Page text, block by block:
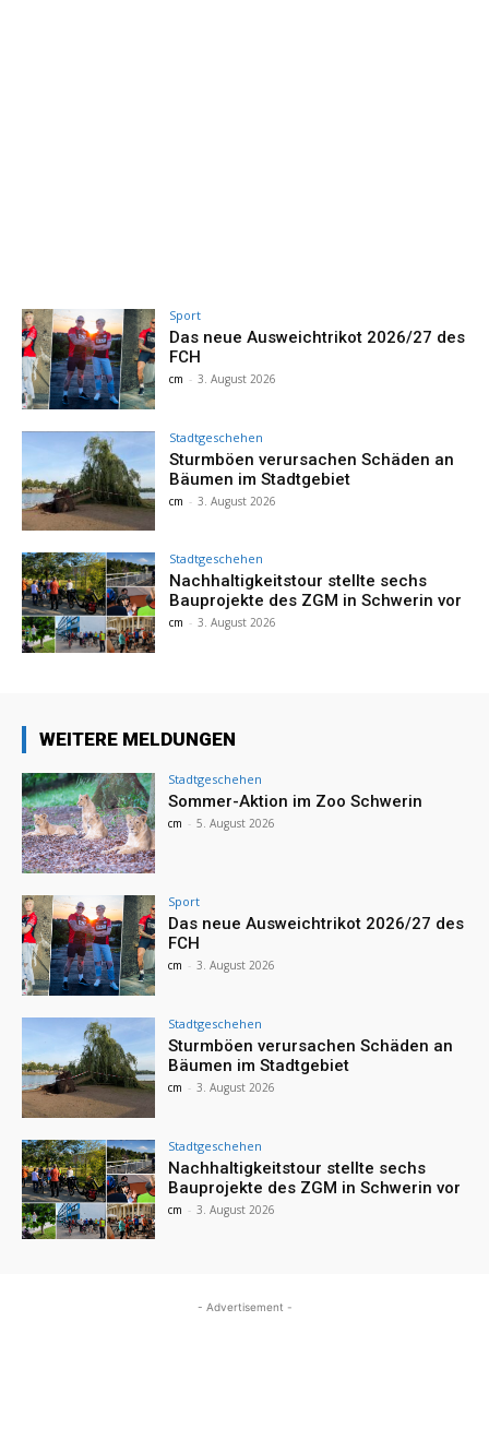
Sport
Das neue Ausweichtrikot 2026/27 des
FCH
cm - 3. August 2026
Stadtgeschehen
Sturmböen verursachen Schäden an
Bäumen im Stadtgebiet
cm - 3. August 2026
Stadtgeschehen
Nachhaltigkeitstour stellte sechs
Bauprojekte des ZGM in Schwerin vor
cm - 3. August 2026
WEITERE MELDUNGEN
Stadtgeschehen
Sommer-Aktion im Zoo Schwerin
cm - 5. August 2026
Sport
Das neue Ausweichtrikot 2026/27 des
FCH
cm - 3. August 2026
Stadtgeschehen
Sturmböen verursachen Schäden an
Bäumen im Stadtgebiet
cm - 3. August 2026
Stadtgeschehen
Nachhaltigkeitstour stellte sechs
Bauprojekte des ZGM in Schwerin vor
cm - 3. August 2026
- Advertisement -